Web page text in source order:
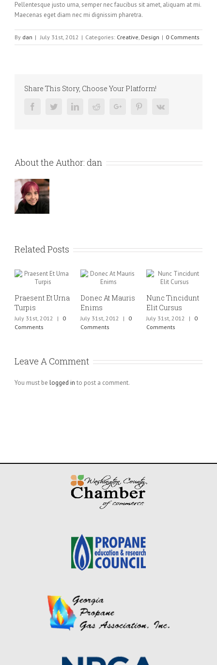
Pellentesque justo urna, semper nec faucibus sit amet, aliquam at mi.
Maecenas eget diam nec mi dignissim pharetra.
By dan | July 31st, 2012 | Categories: Creative, Design | 0 Comments
Share This Story, Choose Your Platform!
FacebookTwitterLinkedinRedditGoogle+ PinterestVk
About the Author: dan
Related Posts
Praesent Et Urna
Turpis
July 31st, 2012 |
0
Comments
Donec At Mauris
Enims
July 31st, 2012 |
0
Comments
Nunc Tincidunt
Elit Cursus
July 31st, 2012 |
0
Comments
Leave A Comment
You must be logged in to post a comment.